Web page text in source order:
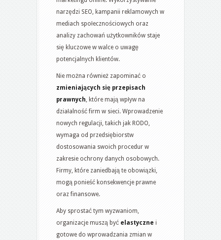
narzędzi SEO, kampanii reklamowych w
mediach społecznościowych oraz
analizy zachowań użytkowników staje
się kluczowe w walce o uwagę
potencjalnych klientów.
Nie można również zapominać o
zmieniających się przepisach
prawnych, które mają wpływ na
działalność firm w sieci. Wprowadzenie
nowych regulacji, takich jak RODO,
wymaga od przedsiębiorstw
dostosowania swoich procedur w
zakresie ochrony danych osobowych.
Firmy, które zaniedbają te obowiązki,
mogą ponieść konsekwencje prawne
oraz finansowe.
Aby sprostać tym wyzwaniom,
organizacje muszą być elastyczne i
gotowe do wprowadzania zmian w